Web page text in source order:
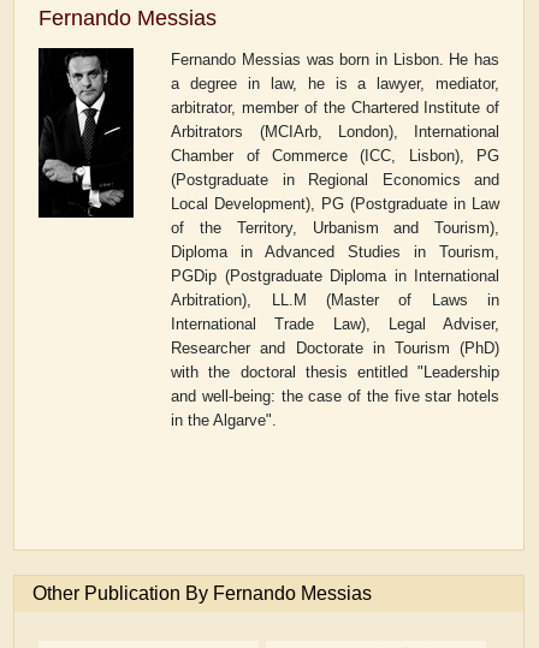
Fernando Messias
Fernando Messias was born in Lisbon. He has
a degree in law, he is a lawyer, mediator,
arbitrator, member of the Chartered Institute of
Arbitrators (MCIArb, London), International
Chamber of Commerce (ICC, Lisbon),
PG
(Postgraduate in Regional Economics and
Local Development), PG (Postgraduate in Law
of the Territory, Urbanism and Tourism),
Diploma in Advanced Studies in Tourism,
PGDip (Postgraduate Diploma in International
Arbitration), LL.M (Master of Laws in
International Trade Law), Legal Adviser,
Researcher and Doctorate in Tourism (PhD)
with the doctoral thesis entitled "Leadership
and well-being: the case of the five star hotels
in the Algarve".
Other Publication By Fernando Messias